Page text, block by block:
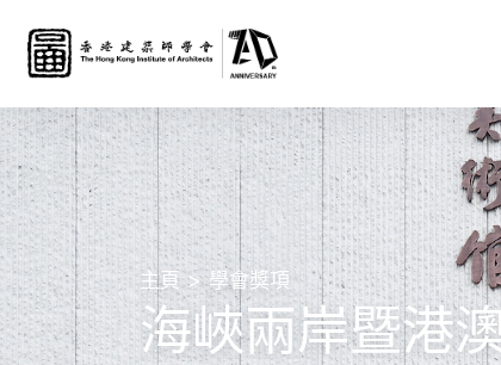
主頁 學會獎項
海峽兩岸暨港